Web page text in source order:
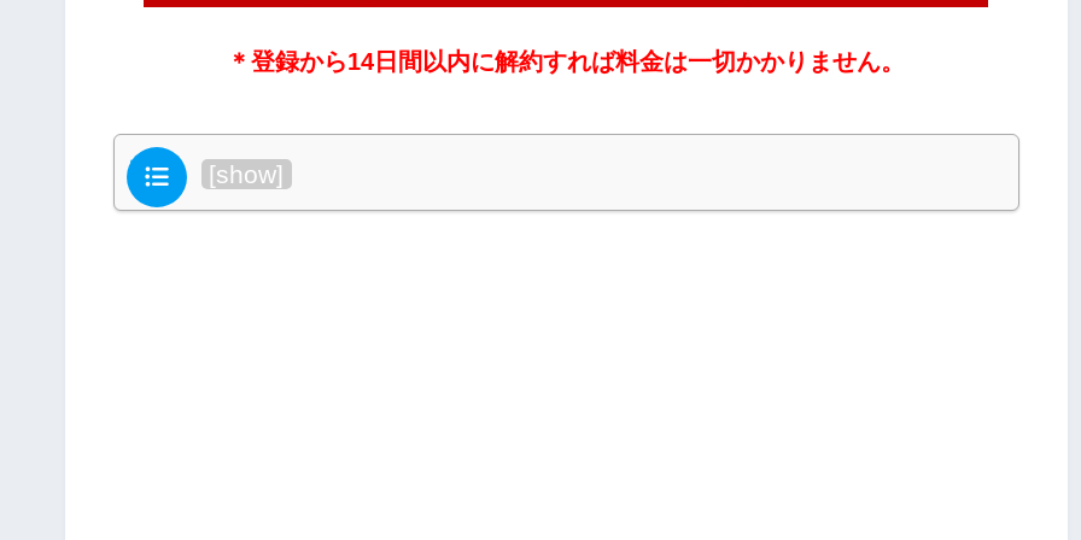
＊登録から14日間以内に解約すれば料金は一切かかりません。
目次 [show]